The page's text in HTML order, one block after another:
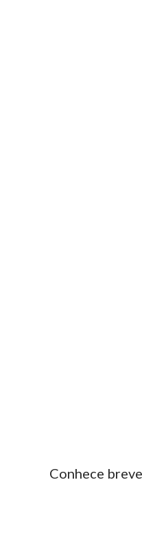
Conhece